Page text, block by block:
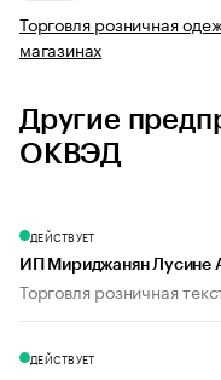
Торговля розничная
магазинах
Другие
ОКВЭД
ДЕЙСТВУЕТ
ИП Мириджанян Лусине
Торговля розничная
ДЕЙСТВУЕТ